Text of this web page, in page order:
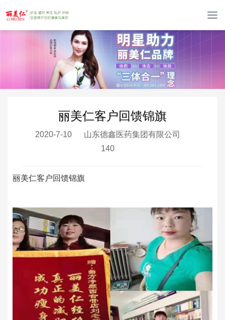
T
o
丽美仁客户回馈锦旗
2020-7-10
山东德鑫医药集团有限公司
140
丽美仁客户回馈锦旗